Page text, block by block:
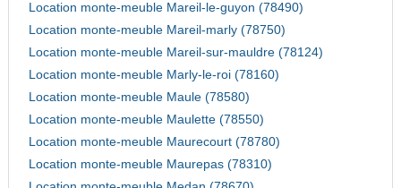
Location monte-meuble Mareil-le-guyon (78490)
Location monte-meuble Mareil-marly (78750)
Location monte-meuble Mareil-sur-mauldre (78124)
Location monte-meuble Marly-le-roi (78160)
Location monte-meuble Maule (78580)
Location monte-meuble Maulette (78550)
Location monte-meuble Maurecourt (78780)
Location monte-meuble Maurepas (78310)